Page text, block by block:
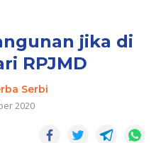
jika di
RPJMD
Serbi
2020